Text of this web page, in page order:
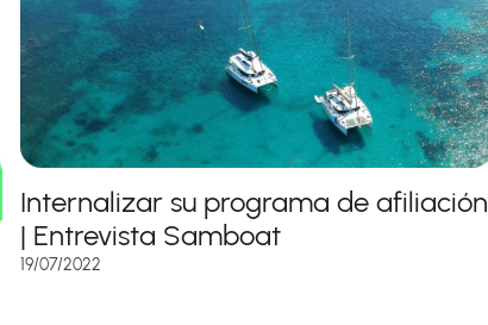
Internalizar su programa de afiliación
| Entrevista Samboat
19/07/2022